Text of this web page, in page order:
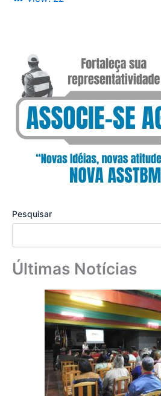
Pesquisar
Últimas Notícias